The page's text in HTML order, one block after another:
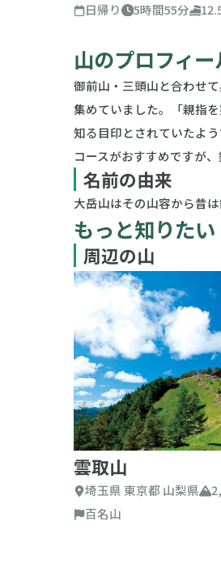
日帰り 5時間55分
山のプロフィー
御前山・三頭山と合わせ
集めていました。「親指
知る目印とされていたよ
コースがおすすめですが
名前の由来
大岳山はその山容から昔
もっと知りたい
周辺の山
雲取山
埼玉県 東京都 山梨県
百名山